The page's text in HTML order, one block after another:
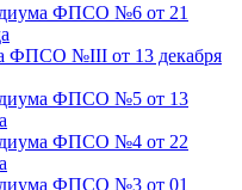
ФПСО №6 от 21
ФПСО №III от 13 декабря
ФПСО №5 от 13
ФПСО №4 от 22
ФПСО №3 от 01